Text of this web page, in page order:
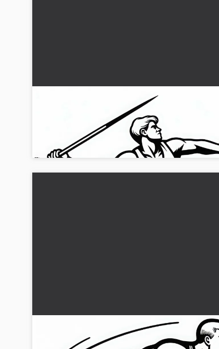
Spjutkastare kastar spjut med full kraft –
Målarbild friidrott gratis
Missa inte denna kostnadsfria målarbild av en spjutkastare.
Ladda ner målarbilden nu!...
Kula-stötnings målarbild för friidrott – Ladda
ner gratis